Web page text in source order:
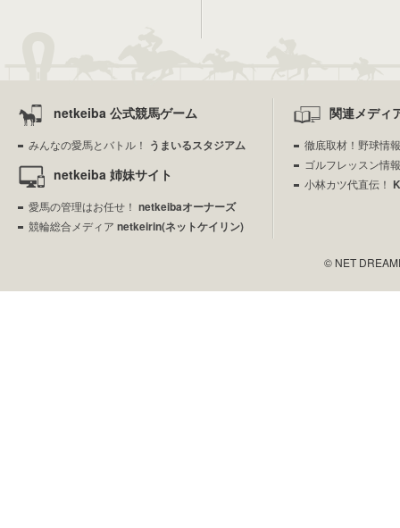
netkeiba 公式競馬ゲーム
みんなの愛馬とバトル！ うまいるスタジアム
netkeiba 姉妹サイト
愛馬の管理はお任せ！ netkeibaオーナーズ
競輪総合メディア netkeirin(ネットケイリン)
関連メディ
徹底取材！野球情
ゴルフレッスン情
小林カツ代直伝！
© NET